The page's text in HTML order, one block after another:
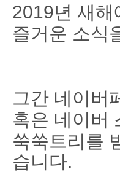
2019년 새해
즐거운 소식
그간 네이버
혹은 네이버
쑥쑥트리를
습니다.